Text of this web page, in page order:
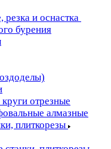
и оснастка
бурения
отрезные
алмазные
плиткорезы